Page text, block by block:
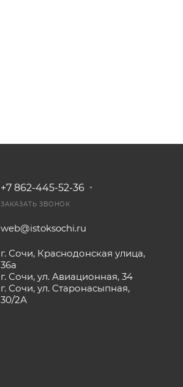
+7 862-445-52-36
ЗАКАЗАТЬ ЗВОНОК
web@istoksochi.ru
г. Сочи, Краснодонская улица,
36а
г. Сочи, ул. Авиационная, 34
г. Сочи, ул. Старонасыпная,
30/2А